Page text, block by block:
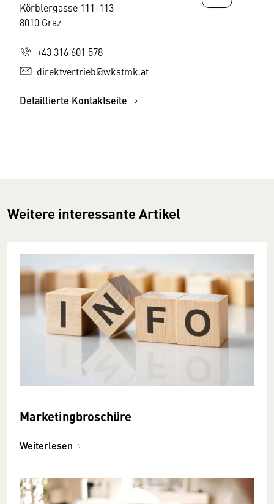
Körblergasse 111-113
8010 Graz
+43 316 601 578
direktvertrieb@wkstmk.at
Detaillierte Kontaktseite
Weitere interessante Artikel
Marketingbroschüre
Weiterlesen